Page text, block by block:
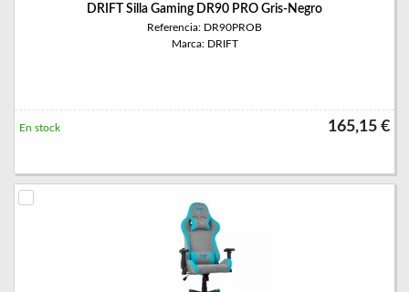
DRIFT Silla Gaming DR90 PRO Gris-Negro
Referencia: DR90PROB
Marca: DRIFT
165,15 €
En stock